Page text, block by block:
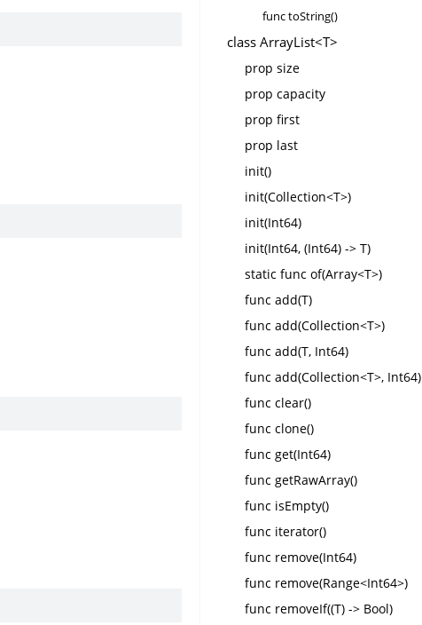
func toString()
class ArrayList<T>
prop size
prop capacity
prop first
prop last
init()
init(Collection<T>)
init(Int64)
init(Int64, (Int64) -> T)
static func of(Array<T>)
func add(T)
func add(Collection<T>)
func add(T, Int64)
func add(Collection<T>, Int64)
func clear()
func clone()
func get(Int64)
func getRawArray()
func isEmpty()
func iterator()
func remove(Int64)
func remove(Range<Int64>)
func removeIf((T) -> Bool)